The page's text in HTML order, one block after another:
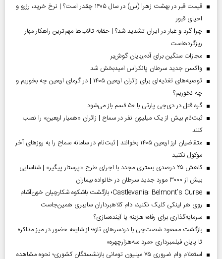
قیمت قبر در بهشت زهرا (س) در سال ۱۴۰۵ چقدر است؟ | نرخ خرید، رزرو و
احیای قبور
چرا گرد و غبار در ایران تشدید شد؟ | حقابه تالاب‌ها مهم‌ترین راهکار مهار
ریزگردهاست
مجازات سنگین برای آدم‌ربایان گوش‌بر
واکسن جدید سرطان پانکراس امیدبخش شد
توصیه‌های تغذیه‌ای برای زائران اربعین ۱۴۰۵ | در گرمای اربعین چه بخوریم و
چه نخوریم؟
گره قتل در دی‌جی پارتی با ۵۰ قسم باز می‌شود
ثبت‌نام بیش از یک میلیون نفر در سماح | زائران «همیار اربعین» را نصب
کنند
متقاضیان ارز اربعین ۱۴۰۵ بخوانند | ثبت‌نام در سامانه سماح را به روز‌های آخر
موکول نکنید
کاهش ۲۵ درصدی بستری مجدد با اجرای طرح «پرستار پیگیر» | شناسایی
بیش از ۳۰۰۰ مورد جدید سرطان در خانواده بیماران
Castlevania: Belmont’s Curse؛ بازگشت باشکوه شکارچیان خون‌آشام
روی هر لینکی کلیک نکنید، دام کلاهبرداران سایبری همین‌جاست
سرمایه‌گذاری برای رفاه؛ هزینه یا آینده‌سازی؟
بازگشت مسعود شصت‌چی با دردسر‌های تازه؛ از شایعه حضور در میز مذاکره
تا پایان فیلمبرداری «مرد سه‌هزارچهره»
استعلام وام ضروری ۷۵ میلیون تومانی بازنشستگان کشوری؛ نحوه مشاهده